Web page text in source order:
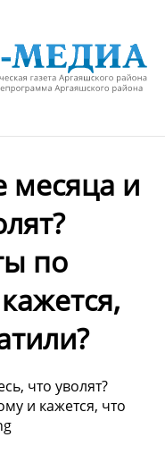
месяца и
по
что уволят?
и кажется, что